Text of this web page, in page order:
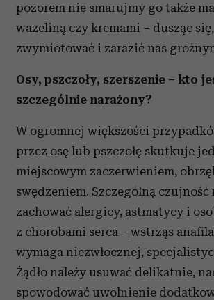
pozorem nie smarujmy go także
wazeliną czy kremami – dusząc
zwymiotować i zarazić nas
Osy, pszczoły, szerszenie – kto
szczególnie narażony?
W ogromnej większości
przez osę lub pszczołę skutkuje
miejscowym zaczerwieniem,
swędzeniem. Szczególną czujność
zachować alergicy, astmatycy i
z chorobami serca – wstrząs
wymaga niezwłocznej,
Żądło należy usuwać delikatnie,
spowodować uwolnienie